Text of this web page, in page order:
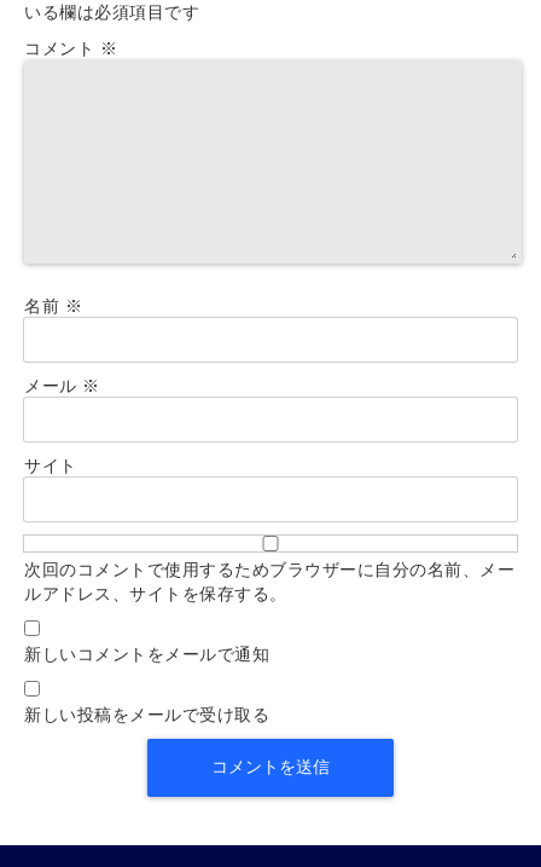
いる欄は必須項目です
コメント
※
名前 ※
メール ※
サイト
次回のコメントで使用するためブラウザーに自分の名前、メー
ルアドレス、サイトを保存する。
新しいコメントをメールで通知
新しい投稿をメールで受け取る